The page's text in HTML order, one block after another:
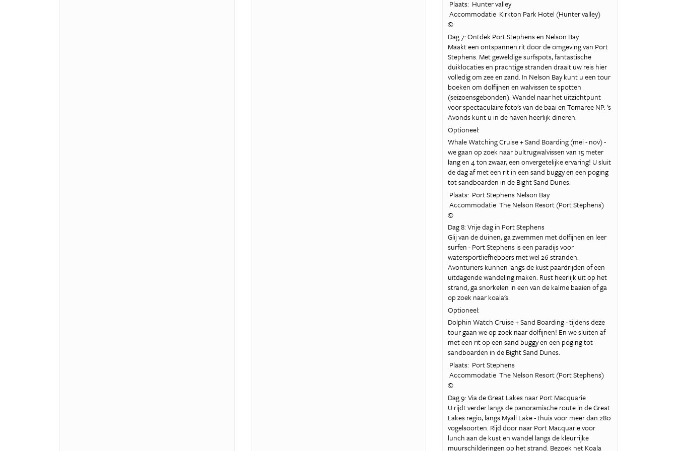
Plaats: Hunter valley
Accommodatie Kirkton Park Hotel (Hunter valley)
©
Dag 7: Ontdek Port Stephens en Nelson Bay
Maakt een ontspannen rit door de omgeving van Port
Stephens. Met geweldige surfspots, fantastische
duiklocaties en prachtige stranden draait uw reis hier
volledig om zee en zand. In Nelson Bay kunt u een tour
boeken om dolfijnen en walvissen te spotten
(seizoensgebonden). Wandel naar het uitzichtpunt
voor spectaculaire foto's van de baai en Tomaree NP. 's
Avonds kunt u in de haven heerlijk dineren.
Optioneel:
Whale Watching Cruise + Sand Boarding (mei - nov) -
we gaan op zoek naar bultrugwalvissen van 15 meter
lang en 4 ton zwaar, een onvergetelijke ervaring! U sluit
de dag af met een rit in een sand buggy en een poging
tot sandboarden in de Bight Sand Dunes.
Plaats: Port Stephens Nelson Bay
Accommodatie The Nelson Resort (Port Stephens)
©
Dag 8: Vrije dag in Port Stephens
Glij van de duinen, ga zwemmen met dolfijnen en leer
surfen - Port Stephens is een paradijs voor
watersportliefhebbers met wel 26 stranden.
Avonturiers kunnen langs de kust paardrijden of een
uitdagende wandeling maken. Rust heerlijk uit op het
strand, ga snorkelen in een van de kalme baaien of ga
op zoek naar koala's.
Optioneel:
Dolphin Watch Cruise + Sand Boarding - tijdens deze
tour gaan we op zoek naar dolfijnen! En we sluiten af
met een rit op een sand buggy en een poging tot
sandboarden in de Bight Sand Dunes.
Plaats: Port Stephens
Accommodatie The Nelson Resort (Port Stephens)
©
Dag 9: Via de Great Lakes naar Port Macquarie
U rijdt verder langs de panoramische route in de Great
Lakes regio, langs Myall Lake - thuis voor meer dan 280
vogelsoorten. Rijd door naar Port Macquarie voor
lunch aan de kust en wandel langs de kleurrijke
muurschilderingen op het strand. Bezoek het Koala